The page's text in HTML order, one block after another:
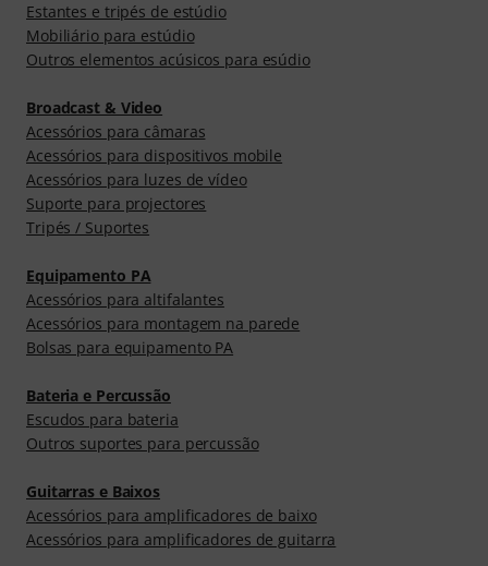
Estantes e tripés de estúdio
Mobiliário para estúdio
Outros elementos acúsicos para esúdio
Broadcast & Video
Acessórios para câmaras
Acessórios para dispositivos mobile
Acessórios para luzes de vídeo
Suporte para projectores
Tripés / Suportes
Equipamento PA
Acessórios para altifalantes
Acessórios para montagem na parede
Bolsas para equipamento PA
Bateria e Percussão
Escudos para bateria
Outros suportes para percussão
Guitarras e Baixos
Acessórios para amplificadores de baixo
Acessórios para amplificadores de guitarra